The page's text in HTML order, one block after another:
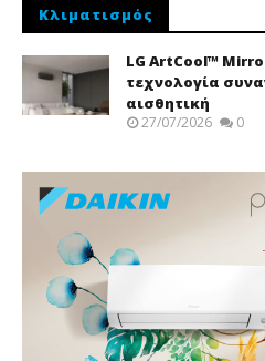
Κλιματισμός
LG ArtCool™
τεχνολογία
αισθητική
27/07/2026 0